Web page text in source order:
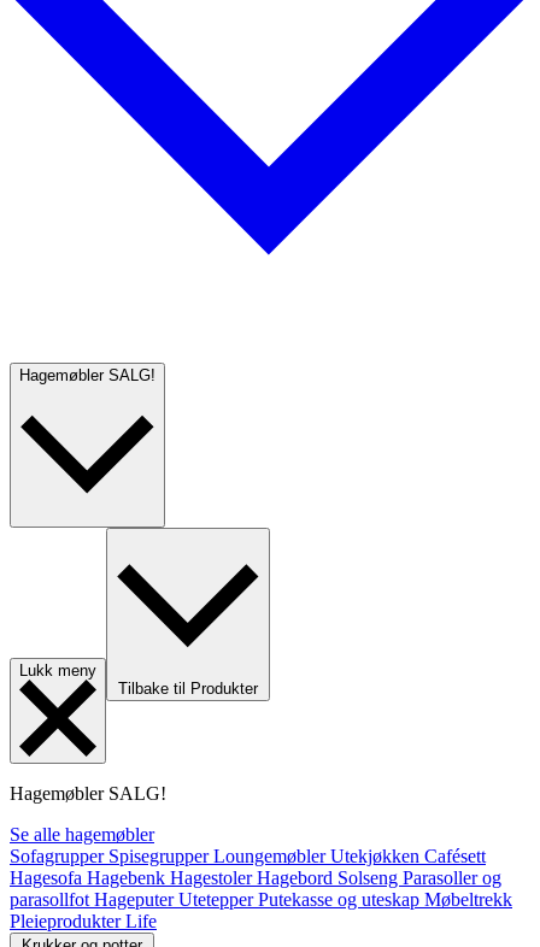
Hagemøbler SALG!
Lukk meny
Tilbake til Produkter
Hagemøbler SALG!
Se alle hagemøbler
Sofagrupper SpisegrupperLoungemøblerUtekjøkken Cafésett
Hagesofa Hagebenk HagestolerHagebord Solseng Parasoller og
parasollfot HageputerUtetepperPutekasse og uteskap Møbeltrekk
PleieprodukterLife